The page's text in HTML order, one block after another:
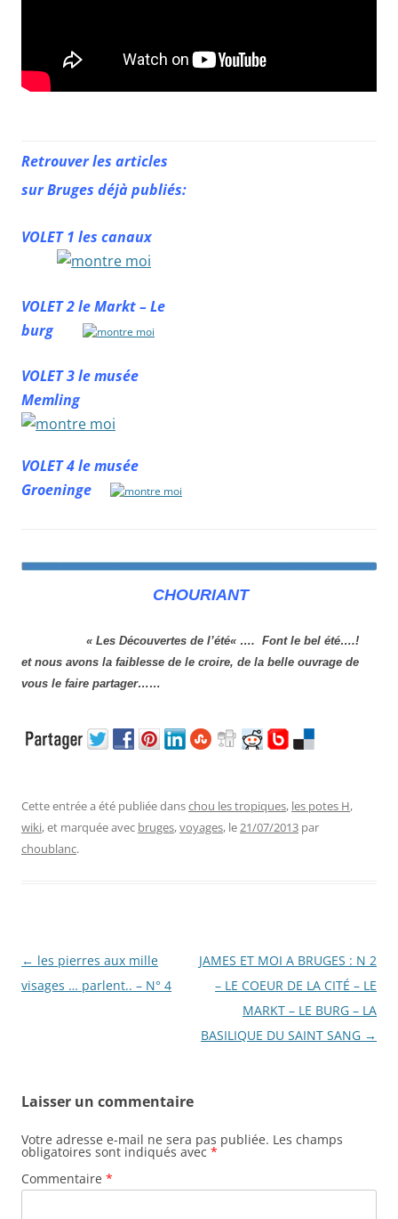
Retrouver les articles
sur Bruges déjà publiés:
VOLET 1 les canaux
VOLET 2 le Markt – Le
burg
VOLET 3 le musée
Memling
VOLET 4 le musée
Groeninge
CHOURIANT
« Les Découvertes de l’été« …. Font le bel été….!
et nous avons la faiblesse de le croire, de la belle ouvrage de
vous le faire partager……
Cette entrée a été publiée danschou les tropiques, les potes H,
wiki, et marquée avec bruges,voyages, le 21/07/2013 par
choublanc.
Navigation
des
← les pierres aux mille
visages … parlent.. – N° 4
JAMES ET MOI A BRUGES : N 2
– LE COEUR DE LA CITÉ – LE
MARKT – LE BURG – LA
BASILIQUE DU SAINT SANG →
Laisser un commentaire
Votre adresse e-mail ne sera pas publiée. Les champs
obligatoires sont indiqués avec *
Commentaire *